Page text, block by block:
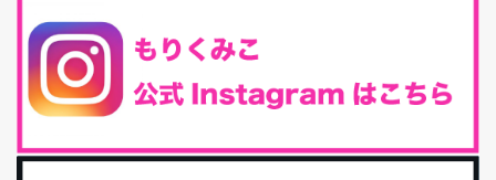
腸内環境を整えることは、健康維持の中でいっちばん大事！だと私
は思っています。 ヒトの免...
iHerb特大セール終了間近！みんな何買う？
最近お風呂上がりの炭酸水をシリカシリカにしているんだけど確か